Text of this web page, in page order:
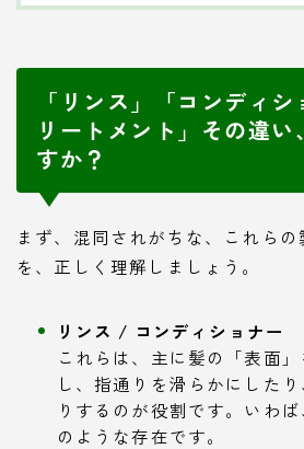
「リンス」「コンディ
リートメント」その違い
すか？
まず、混同されがちな、これら
を、正しく理解しましょう。
リンス / コンディショナー
これらは、主に髪の「表面
し、指通りを滑らかにした
りするのが役割です。いわば
のような存在です。